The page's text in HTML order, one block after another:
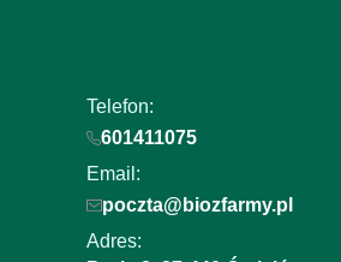
Telefon:
601411075
Email:
poczta@biozfarmy.pl
Adres: